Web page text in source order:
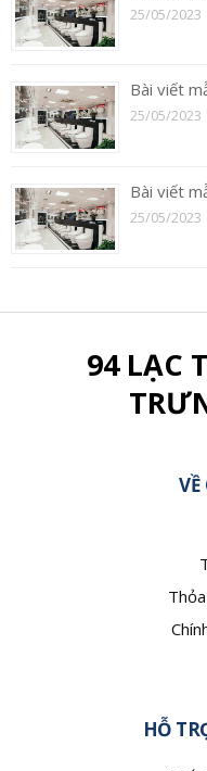
25/05/2023
Bài viết
25/05/2023
Bài viết
25/05/2023
94 LẠC
VỀ
HỖ